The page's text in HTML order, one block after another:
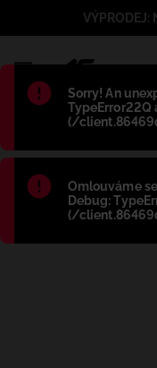
Błąd:
Sorry! An
TypeError22Q
(/
Błąd:
Omlouváme
Debug:
(/